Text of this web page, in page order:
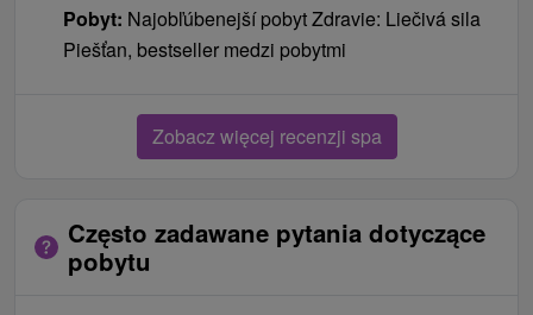
Pobyt: Najobľúbenejší pobyt Zdravie: Liečivá sila
Piešťan, bestseller medzi pobytmi
Zobacz więcej recenzji spa
Często zadawane pytania dotyczące
pobytu